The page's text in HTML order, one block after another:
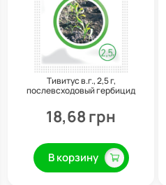
Тивитус в.г., 2,5 г,
послевсходовый гербицид
18,68 грн
В корзину